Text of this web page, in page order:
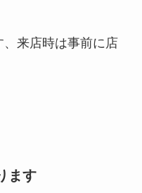
来店時は事前に店
ます